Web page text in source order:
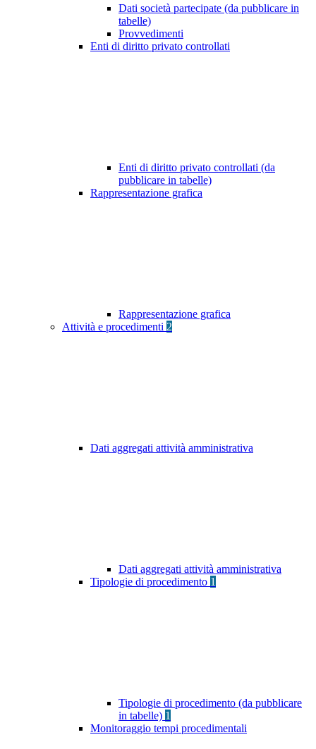
Dati società partecipate (da pubblicare in
tabelle)
Provvedimenti
Enti di diritto privato controllati
Enti di diritto privato controllati (da
pubblicare in tabelle)
Rappresentazione grafica
Rappresentazione grafica
Attività e procedimenti 2
Dati aggregati attività amministrativa
Dati aggregati attività amministrativa
Tipologie di procedimento 1
Tipologie di procedimento (da pubblicare
in tabelle) 1
Monitoraggio tempi procedimentali